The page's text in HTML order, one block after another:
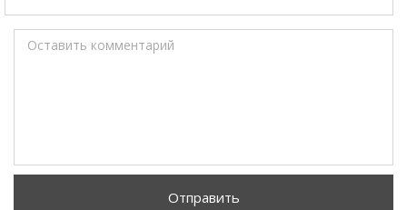
Оставить комментарий
Отправить